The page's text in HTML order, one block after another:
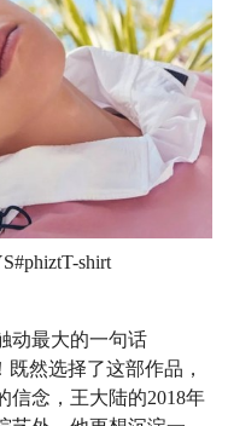
shirt
动最大的一句话
然选择了这部作品，
信念，王大陆的2018年